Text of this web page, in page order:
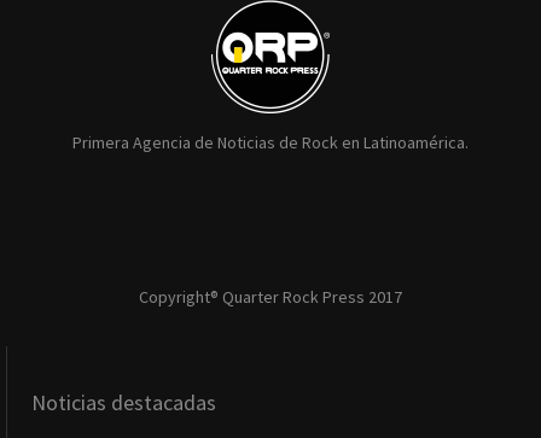
Primera Agencia de Noticias de Rock en Latinoamérica.
Copyright® Quarter Rock Press 2017
Noticias destacadas